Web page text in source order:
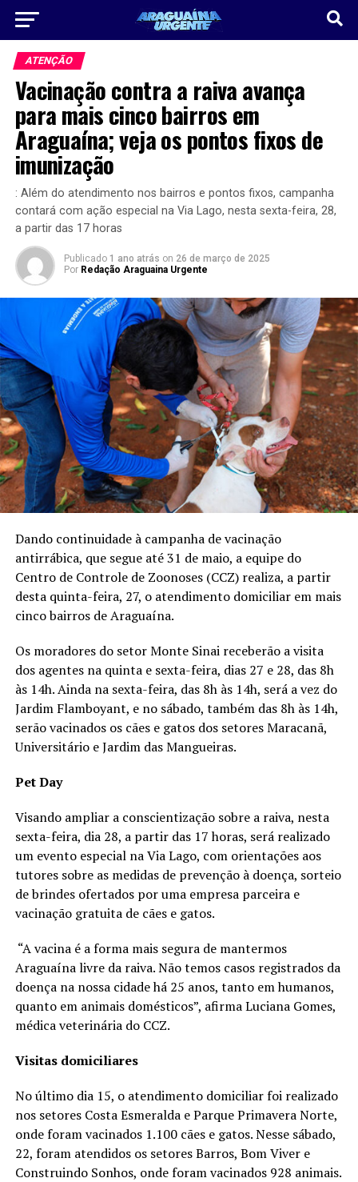
ATENÇÃO
Vacinação contra a raiva avança
para mais cinco bairros em
Araguaína; veja os pontos fixos de
imunização
: Além do atendimento nos bairros e pontos fixos, campanha
contará com ação especial na Via Lago, nesta sexta-feira, 28,
a partir das 17 horas
Publicado 1 ano atrás on 26 de março de 2025
Por Redação Araguaina Urgente
Dando continuidade à campanha de vacinação
antirrábica, que segue até 31 de maio, a equipe do
Centro de Controle de Zoonoses (CCZ) realiza, a partir
desta quinta-feira, 27, o atendimento domiciliar em mais
cinco bairros de Araguaína.
Os moradores do setor Monte Sinai receberão a visita
dos agentes na quinta e sexta-feira, dias 27 e 28, das 8h
às 14h. Ainda na sexta-feira, das 8h às 14h, será a vez do
Jardim Flamboyant, e no sábado, também das 8h às 14h,
serão vacinados os cães e gatos dos setores Maracanã,
Universitário e Jardim das Mangueiras.
Pet Day
Visando ampliar a conscientização sobre a raiva, nesta
sexta-feira, dia 28, a partir das 17 horas, será realizado
um evento especial na Via Lago, com orientações aos
tutores sobre as medidas de prevenção à doença, sorteio
de brindes ofertados por uma empresa parceira e
vacinação gratuita de cães e gatos.
“A vacina é a forma mais segura de mantermos
Araguaína livre da raiva. Não temos casos registrados da
doença na nossa cidade há 25 anos, tanto em humanos,
quanto em animais domésticos”, afirma Luciana Gomes,
médica veterinária do CCZ.
Visitas domiciliares
No último dia 15, o atendimento domiciliar foi realizado
nos setores Costa Esmeralda e Parque Primavera Norte,
onde foram vacinados 1.100 cães e gatos. Nesse sábado,
22, foram atendidos os setores Barros, Bom Viver e
Construindo Sonhos, onde foram vacinados 928 animais.